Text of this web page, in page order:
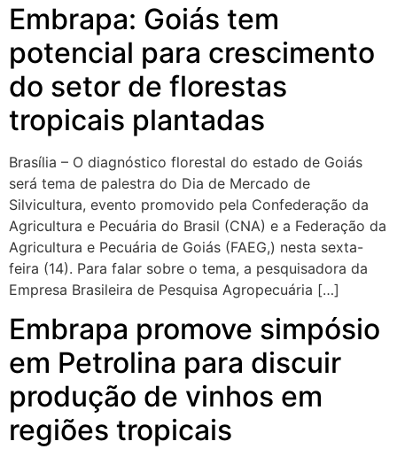
Embrapa: Goiás tem
potencial para crescimento
do setor de florestas
tropicais plantadas
Brasília – O diagnóstico florestal do estado de Goiás
será tema de palestra do Dia de Mercado de
Silvicultura, evento promovido pela Confederação da
Agricultura e Pecuária do Brasil (CNA) e a Federação da
Agricultura e Pecuária de Goiás (FAEG,) nesta sexta-
feira (14). Para falar sobre o tema, a pesquisadora da
Empresa Brasileira de Pesquisa Agropecuária […]
Embrapa promove simpósio
em Petrolina para discuir
produção de vinhos em
regiões tropicais